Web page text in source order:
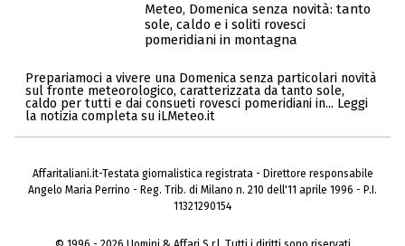
Meteo, Domenica senza novità: tanto
sole, caldo e i soliti rovesci
pomeridiani in montagna
Prepariamoci a vivere una Domenica senza particolari novità
sul fronte meteorologico, caratterizzata da tanto sole,
caldo per tutti e dai consueti rovesci pomeridiani in... Leggi
la notizia completa su iLMeteo.it
Affaritaliani.it-Testata giornalistica registrata - Direttore responsabile
Angelo Maria Perrino - Reg. Trib. di Milano n. 210 dell'11 aprile 1996 - P.I.
11321290154